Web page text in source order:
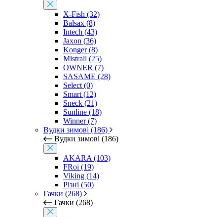
X-Fish (32)
Balsax (8)
Intech (43)
Jaxon (36)
Konger (8)
Mistrall (25)
OWNER (7)
SASAME (28)
Select (0)
Smart (12)
Sneck (21)
Sunline (18)
Winner (7)
Вудки зимові (186)
Вудки зимові (186)
AKARA (103)
FRoi (19)
Viking (14)
Різні (50)
Гачки (268)
Гачки (268)